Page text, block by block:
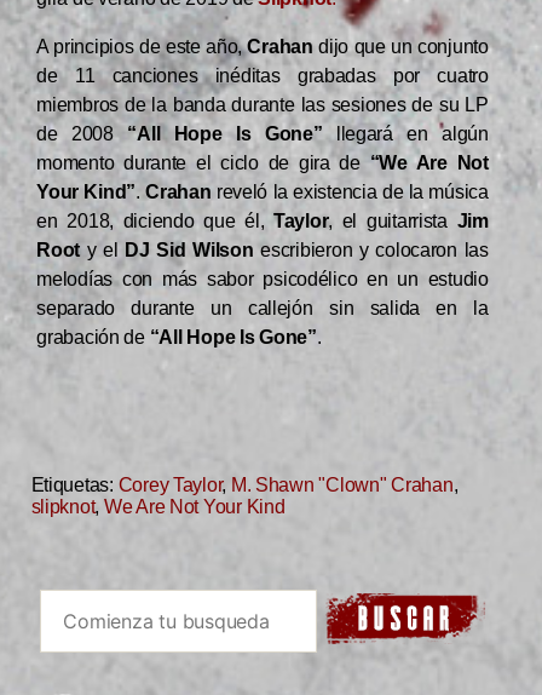
A principios de este año,Crahandijo que un conjunto
de 11 canciones inéditas grabadas por cuatro
miembros de la banda durante las sesiones de su LP
de 2008“All Hope Is Gone” llegará en algún
momento durante el ciclo de gira de“We Are Not
Your Kind”.Crahan reveló la existencia de la música
en 2018, diciendo que él, Taylor, el guitarrista Jim
Rooty el DJ Sid Wilson escribieron y colocaron las
melodías con más sabor psicodélico en un estudio
separado durante un callejón sin salida en la
grabación de “All Hope Is Gone”.
Etiquetas: Corey Taylor, M. Shawn "Clown" Crahan,
slipknot, We Are Not Your Kind